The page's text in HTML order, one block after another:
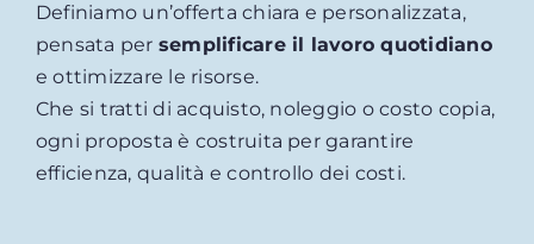
Definiamo un’offerta chiara e personalizzata,
pensata per semplificare il lavoro quotidiano
e ottimizzare le risorse.
Che si tratti di acquisto, noleggio o costo copia,
ogni proposta è costruita per garantire
efficienza, qualità e controllo dei costi.